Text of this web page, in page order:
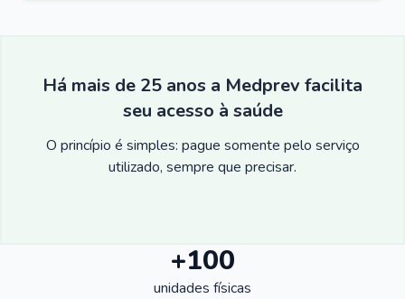
Há mais de 25 anos a Medprev facilita
seu acesso à saúde
O princípio é simples: pague somente pelo serviço
utilizado, sempre que precisar.
+100
unidades físicas